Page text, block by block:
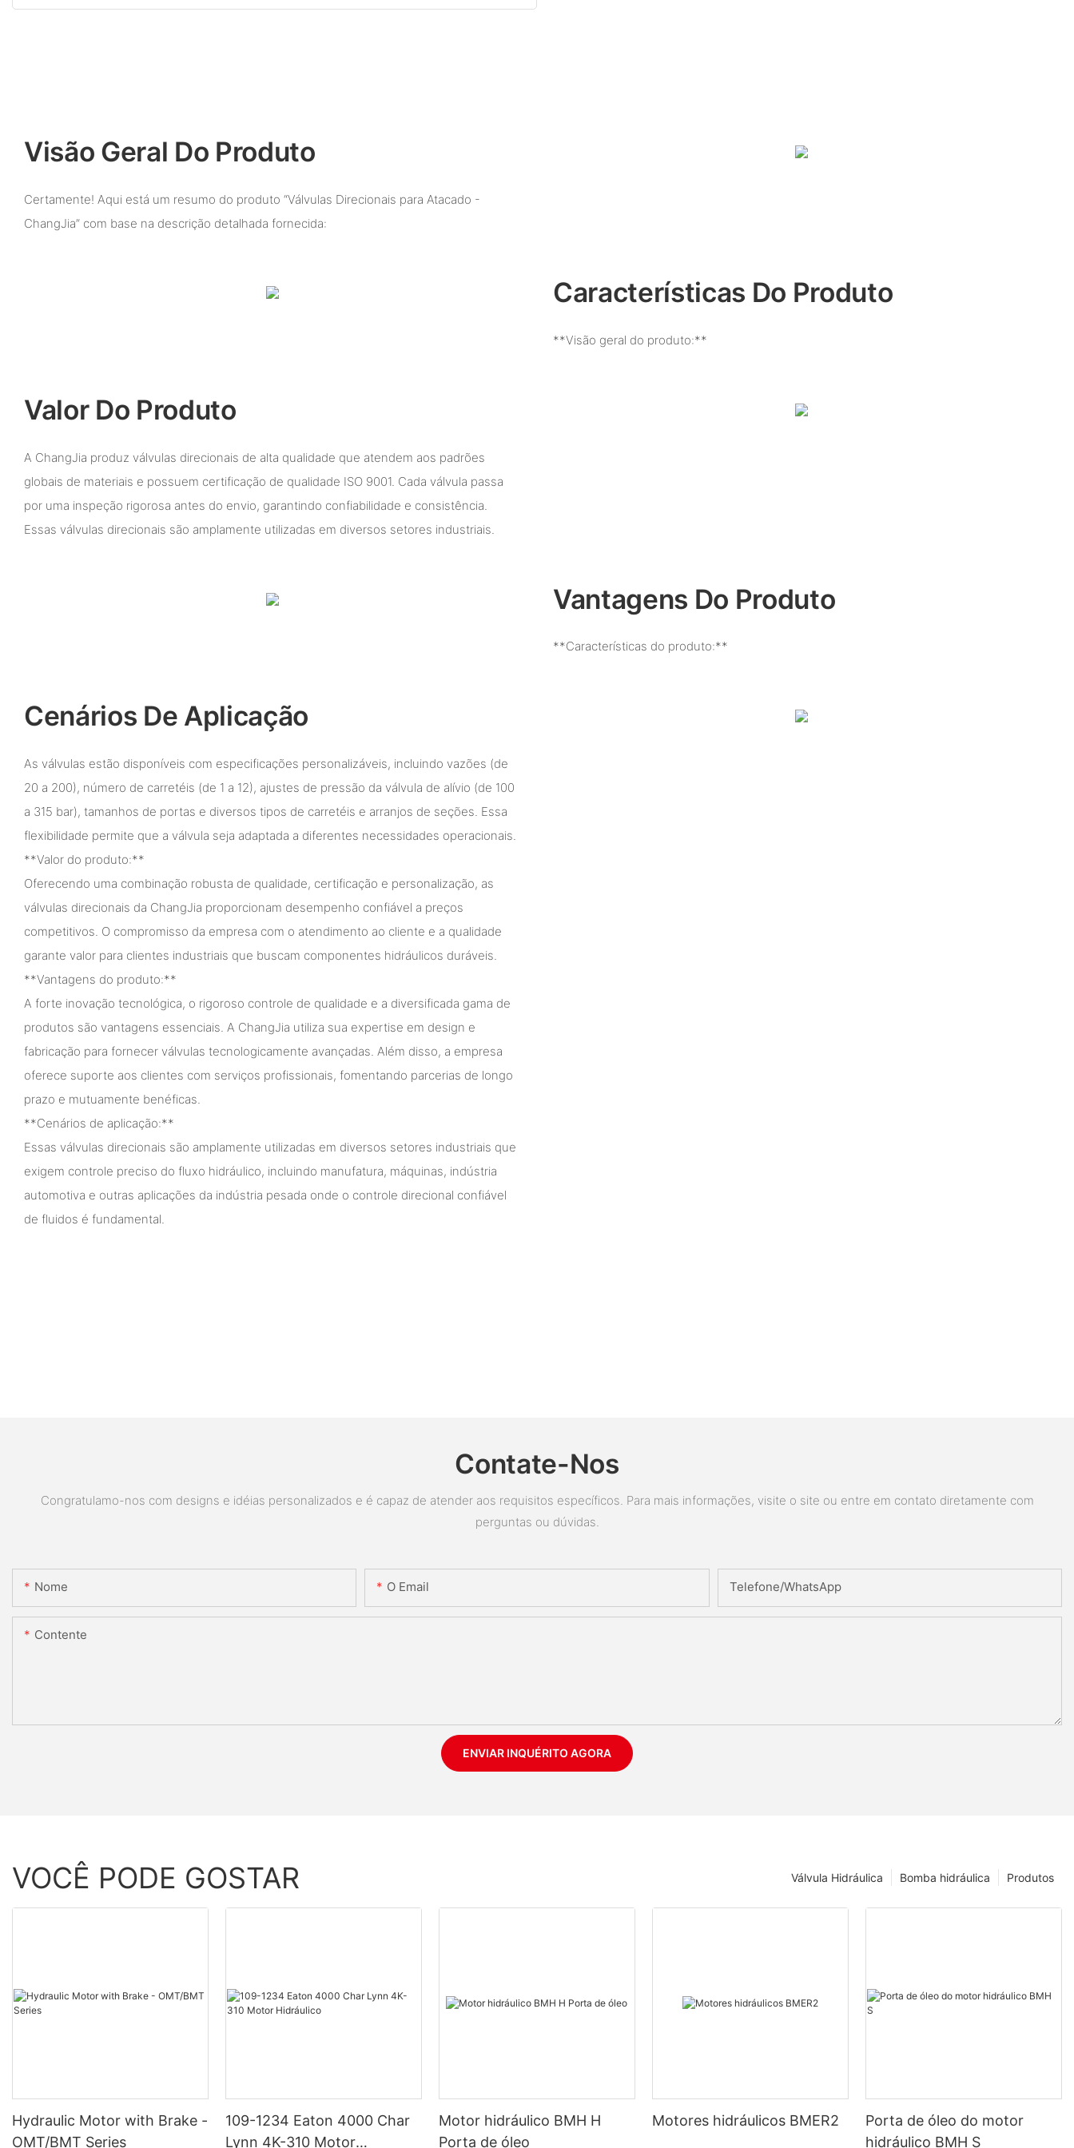
Visão Geral Do Produto
Certamente! Aqui está um resumo do produto “Válvulas Direcionais para Atacado -
ChangJia” com base na descrição detalhada fornecida:
Características Do Produto
**Visão geral do produto:**
Valor Do Produto
A ChangJia produz válvulas direcionais de alta qualidade que atendem aos padrões
globais de materiais e possuem certificação de qualidade ISO 9001. Cada válvula passa
por uma inspeção rigorosa antes do envio, garantindo confiabilidade e consistência.
Essas válvulas direcionais são amplamente utilizadas em diversos setores industriais.
Vantagens Do Produto
**Características do produto:**
Cenários De Aplicação
As válvulas estão disponíveis com especificações personalizáveis, incluindo vazões (de
20 a 200), número de carretéis (de 1 a 12), ajustes de pressão da válvula de alívio (de 100
a 315 bar), tamanhos de portas e diversos tipos de carretéis e arranjos de seções. Essa
flexibilidade permite que a válvula seja adaptada a diferentes necessidades operacionais.
**Valor do produto:**
Oferecendo uma combinação robusta de qualidade, certificação e personalização, as
válvulas direcionais da ChangJia proporcionam desempenho confiável a preços
competitivos. O compromisso da empresa com o atendimento ao cliente e a qualidade
garante valor para clientes industriais que buscam componentes hidráulicos duráveis.
**Vantagens do produto:**
A forte inovação tecnológica, o rigoroso controle de qualidade e a diversificada gama de
produtos são vantagens essenciais. A ChangJia utiliza sua expertise em design e
fabricação para fornecer válvulas tecnologicamente avançadas. Além disso, a empresa
oferece suporte aos clientes com serviços profissionais, fomentando parcerias de longo
prazo e mutuamente benéficas.
**Cenários de aplicação:**
Essas válvulas direcionais são amplamente utilizadas em diversos setores industriais que
exigem controle preciso do fluxo hidráulico, incluindo manufatura, máquinas, indústria
automotiva e outras aplicações da indústria pesada onde o controle direcional confiável
de fluidos é fundamental.
Contate-Nos
Congratulamo-nos com designs e idéias personalizados e é capaz de atender aos requisitos específicos. Para mais informações, visite o site ou entre em contato diretamente com
perguntas ou dúvidas.
Nome O Email Telefone/whatsApp
Contente
ENVIAR INQUÉRITO AGORA
VOCÊ PODE GOSTAR Produtos
Bomba hidráulica
Válvula Hidráulica
Hydraulic Motor with Brake -
OMT/BMT Series
109-1234 Eaton 4000 Char
Lynn 4K-310 Motor
Motor hidráulico BMH H
Porta de óleo
Motores hidráulicos BMER2
Porta de óleo do motor
hidráulico BMH S